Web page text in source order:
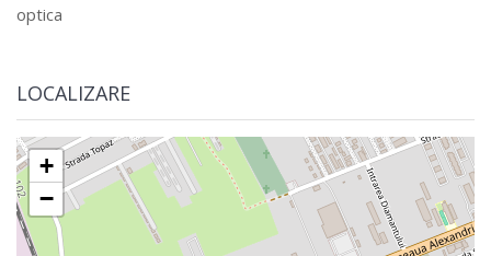
optica
LOCALIZARE
+
−